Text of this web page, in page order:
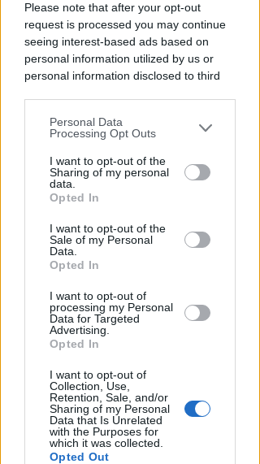
Please note that after your opt-out
request is processed you may continue
seeing interest-based ads based on
personal information utilized by us or
personal information disclosed to third
You may separately opt-out of the further
disclosure of your personal information
by third parties on the IAB’s list of
downstream participants.
by us to third parties on the IAB’s List of
Downstream Participants that may
further disclose it to other third parties.
Personal Data
Processing Opt Outs
I want to opt-out of the
Sharing of my personal
data.
Opted In
I want to opt-out of the
Sale of my Personal
Data.
Opted In
I want to opt-out of
processing my Personal
Data for Targeted
Advertising.
Opted In
I want to opt-out of
Collection, Use,
Retention, Sale, and/or
Sharing of my Personal
Data that Is Unrelated
with the Purposes for
which it was collected.
Opted Out
TANA VINCE A JESI
Scatta il torneo nazionale Open
femminile del Tennis Club
Viserba
Icaro Sport